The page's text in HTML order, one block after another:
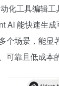
化工具编辑
AI 能快速生
个场景，能显
可靠且低成本